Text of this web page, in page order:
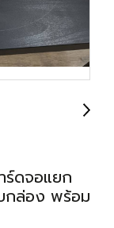
ร์ดจอแยก
กล่อง พร้อม